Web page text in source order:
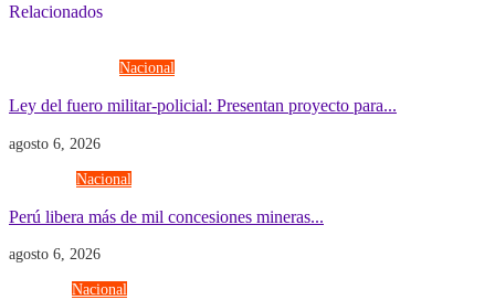
Relacionados
Nacional
Ley del fuero militar-policial: Presentan proyecto para...
agosto 6, 2026
Nacional
Perú libera más de mil concesiones mineras...
agosto 6, 2026
Nacional